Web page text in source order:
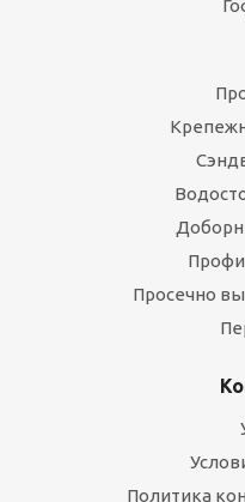
Просечно
Политика